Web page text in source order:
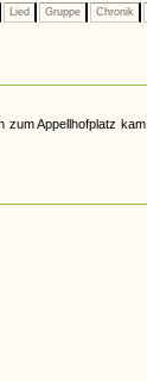
Lied Gruppe Chronik
Appellhofplatz kam,